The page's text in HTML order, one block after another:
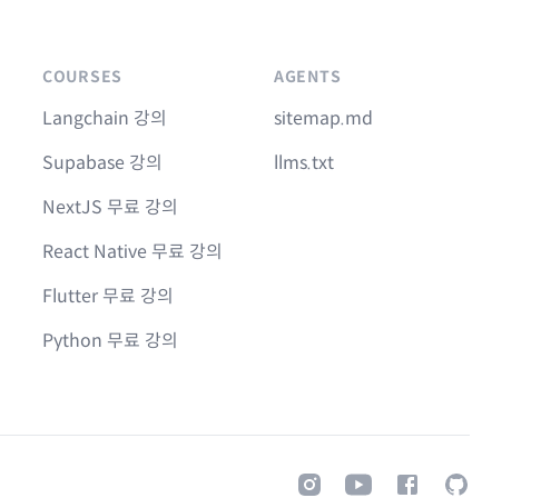
COURSES
Langchain 강의
Supabase 강의
NextJS 무료 강의
React Native 무료 강의
Flutter 무료 강의
Python 무료 강의
AGENTS
sitemap.md
llms.txt
InstagramYoutubeFacebookGitHub